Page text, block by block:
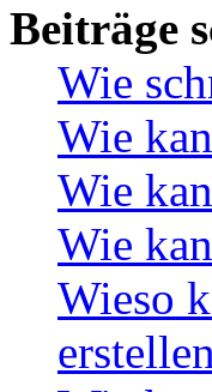
Beiträge
Wie
Wie
Wie
Wie
Wieso